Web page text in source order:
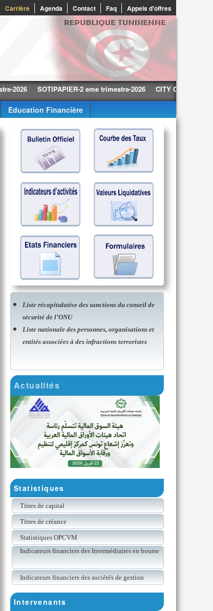
Carrière Agenda Contact Faq Appels d'offres
SOTIPAPIER-2 eme trimestre-2026 CITY CARS-2 eme
Education Financière
Liste récapitulative des sanctions du conseil de
sécurité de l’ONU
Liste nationale des personnes, organisations et
entités associées à des infractions terroristes
Actualités
Statistiques
Titres de capital
Titres de créance
Statistiques OPCVM
Indicateurs financiers des Intermédiaires en bourse
Indicateurs financiers des sociétés de gestion
Intervenants